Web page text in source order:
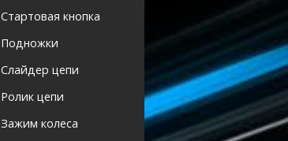
Стартовая кнопка
Подножки
Слайдер цепи
Ролик цепи
Зажим колеса